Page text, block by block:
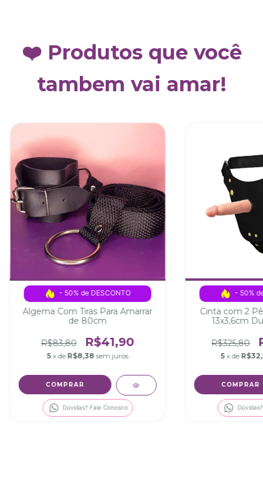
❤️ Produtos que você
tambem vai amar!
- 50% de DESCONTO
Algema Com Tiras Para Amarrar
de 80cm
R$83,80 R$41,90
5 x de R$8,38 sem juros
Dúvidas? Fale Conosco
- 50%
Cinta com 2
13x3,6cm
R$325,80
5 x de